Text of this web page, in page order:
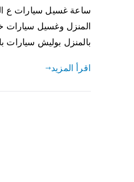
ساعة غسيل سيارات ع
المنزل وغسيل سيارات
بالمنزل بوليش
اقرأ المزيد